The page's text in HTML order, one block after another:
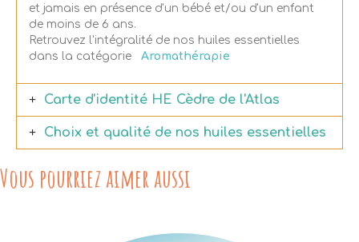
et jamais en présence d'un bébé et/ou d'un enfant
de moins de 6 ans.
Retrouvez l'intégralité de nos huiles essentielles
dans la catégorie Aromathérapie
Carte d'identité HE Cèdre de l'Atlas
Choix et qualité de nos huiles essentielles
Vous pourriez aimer aussi